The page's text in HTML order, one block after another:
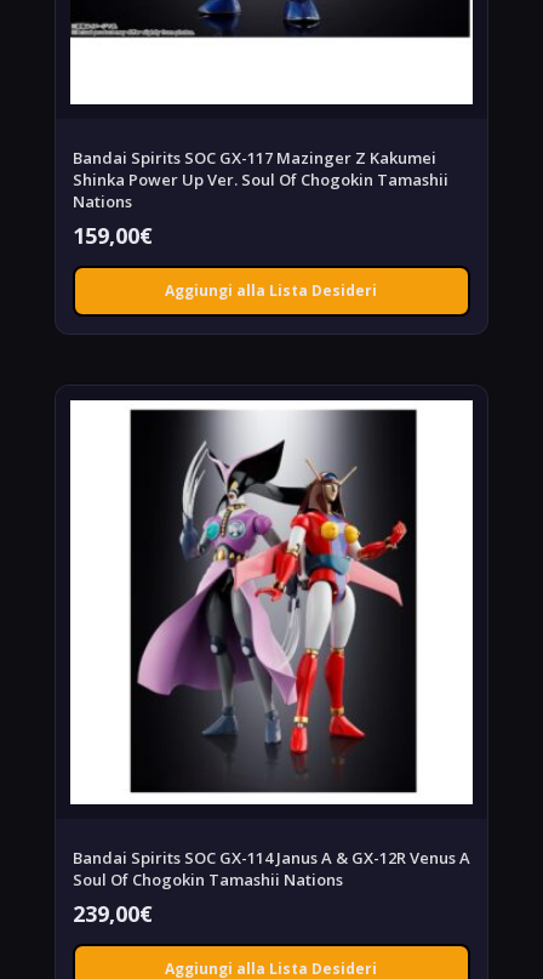
Bandai Spirits SOC GX-117 Mazinger Z Kakumei
Shinka Power Up Ver. Soul Of Chogokin Tamashii
Nations
159,00€
Aggiungi alla Lista Desideri
Bandai Spirits SOC GX-114 Janus A & GX-12R Venus A
Soul Of Chogokin Tamashii Nations
239,00€
Aggiungi alla Lista Desideri